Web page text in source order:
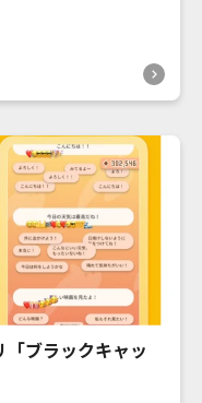
「ブラックキャッ